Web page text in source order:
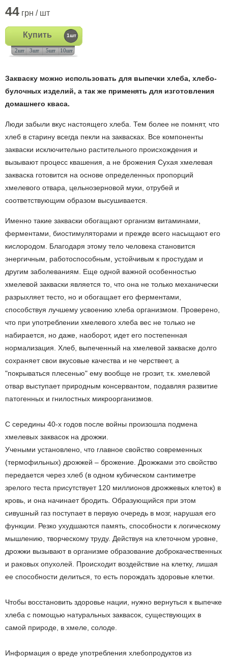
44 грн / шт
Купить 1шт
2шт 3шт 5шт 10шт
Закваску можно использовать для выпечки хлеба, хлебо-
булочных изделий, а так же применять для изготовления
домашнего кваса.
Люди забыли вкус настоящего хлеба. Тем более не помнят, что
хлеб в старину всегда пекли на заквасках. Все компоненты
закваски исключительно растительного происхождения и
вызывают процесс квашения, а не брожения Сухая хмелевая
закваска готовится на основе определенных пропорций
хмелевого отвара, цельнозерновой муки, отрубей и
соответствующим образом высушивается.
Именно такие закваски обогащают организм витаминами,
ферментами, биостимуляторами и прежде всего насыщают его
кислородом. Благодаря этому тело человека становится
энергичным, работоспособным, устойчивым к простудам и
другим заболеваниям. Еще одной важной особенностью
хмелевой закваски является то, что она не только механически
разрыхляет тесто, но и обогащает его ферментами,
способствуя лучшему усвоению хлеба организмом. Проверено,
что при употреблении хмелевого хлеба вес не только не
набирается, но даже, наоборот, идет его постепенная
нормализация. Хлеб, выпеченный на хмелевой закваске долго
сохраняет свои вкусовые качества и не черствеет, а
"покрываться плесенью" ему вообще не грозит, т.к. хмелевой
отвар выступает природным консервантом, подавляя развитие
патогенных и гнилостных микроорганизмов.
С середины 40-х годов после войны произошла подмена
хмелевых заквасок на дрожжи.
Учеными установлено, что главное свойство современных
(термофильных) дрожжей – брожение. Дрожжами это свойство
передается через хлеб (в одном кубическом сантиметре
зрелого теста присутствует 120 миллионов дрожжевых клеток) в
кровь, и она начинает бродить. Образующийся при этом
сивушный газ поступает в первую очередь в мозг, нарушая его
функции. Резко ухудшаются память, способности к логическому
мышлению, творческому труду. Действуя на клеточном уровне,
дрожжи вызывают в организме образование доброкачественных
и раковых опухолей. Происходит воздействие на клетку, лишая
ее способности делиться, то есть порождать здоровые клетки.
Чтобы восстановить здоровье нации, нужно вернуться к выпечке
хлеба с помощью натуральных заквасок, существующих в
самой природе, в хмеле, солоде.
Информация о вреде употребления хлебопродуктов из